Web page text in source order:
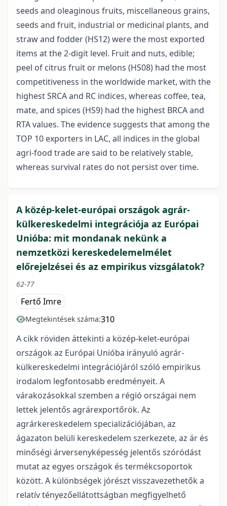
seeds and oleaginous fruits, miscellaneous grains,
seeds and fruit, industrial or medicinal plants, and
straw and fodder (HS12) were the most exported
items at the 2-digit level. Fruit and nuts, edible;
peel of citrus fruit or melons (HS08) had the most
competitiveness in the worldwide market, with the
highest SRCA and RC indices, whereas coffee, tea,
mate, and spices (HS9) had the highest BRCA and
RTA values. The evidence suggests that among the
TOP 10 exporters in LAC, all indices in the global
agri-food trade are said to be relatively stable,
whereas survival rates do not persist over time.
A közép-kelet-európai országok agrár-
külkereskedelmi integrációja az Európai
Unióba: mit mondanak nekünk a
nemzetközi kereskedelemelmélet
előrejelzései és az empirikus vizsgálatok?
62-77
Fertő Imre
Megtekintések száma:310
A cikk röviden áttekinti a közép-kelet-európai
országok az Európai Unióba irányuló agrár-
külkereskedelmi integrációjáról szóló empirikus
irodalom legfontosabb eredményeit. A
várakozásokkal szemben a régió országai nem
lettek jelentős agrárexportőrök. Az
agrárkereskedelem specializációjában, az
ágazaton belüli kereskedelem szerkezete, az ár és
minőségi árversenyképesség jelentős szóródást
mutat az egyes országok és termékcsoportok
között. A különbségek jórészt visszavezethetők a
relatív tényezőellátottságban megfigyelhető